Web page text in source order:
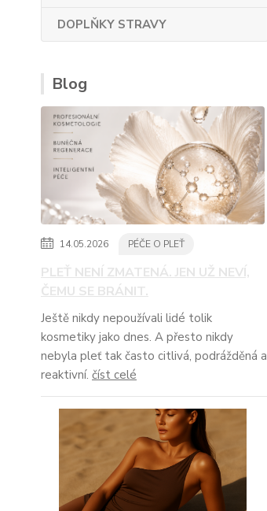
DOPLŇKY STRAVY
Blog
14.05.2026 PÉČE O PLEŤ
PLEŤ NENÍ ZMATENÁ. JEN UŽ NEVÍ,
ČEMU SE BRÁNIT.
Ještě nikdy nepoužívali lidé tolik
kosmetiky jako dnes. A přesto nikdy
nebyla pleť tak často citlivá, podrážděná a
reaktivní. číst celé